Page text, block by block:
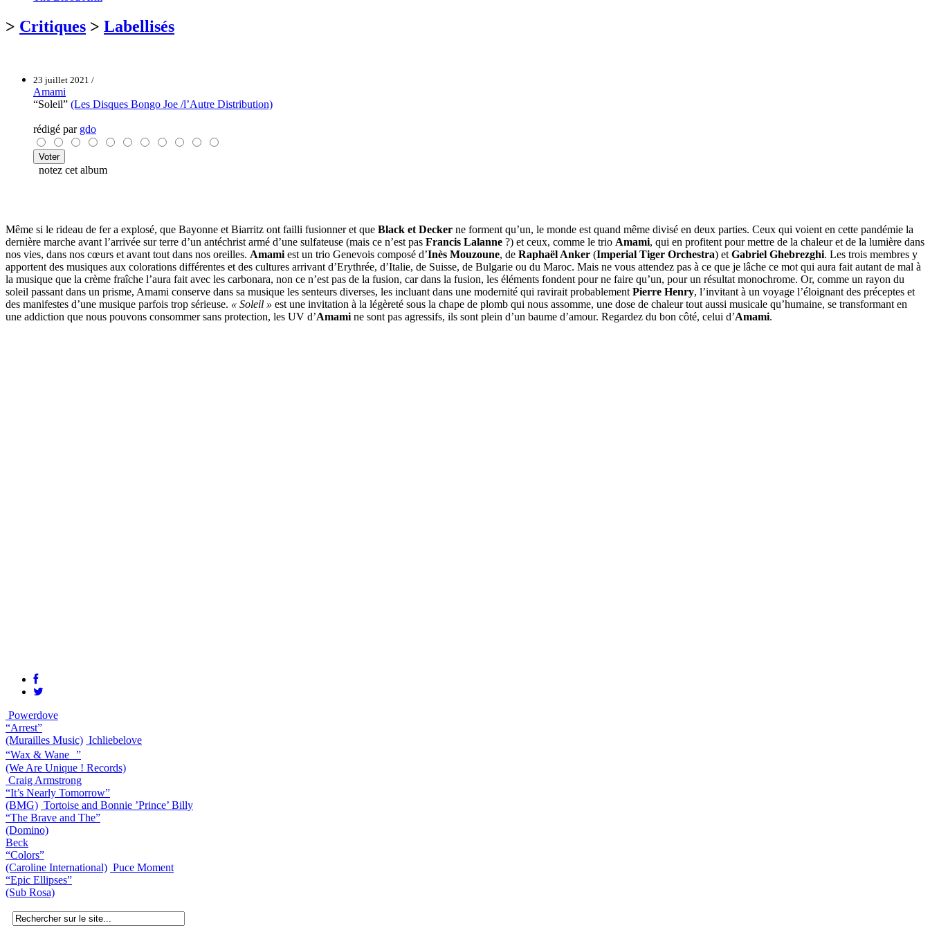
> Critiques > Labellisés
23 juillet 2021 /
Amami
“Soleil” (Les Disques Bongo Joe /l’Autre Distribution)
rédigé par gdo
notez cet album
Même si le rideau de fer a explosé, que Bayonne et Biarritz ont failli fusionner et que Black et Decker ne forment qu’un, le monde est quand même divisé en deux parties. Ceux qui voient en cette pandémie la
dernière marche avant l’arrivée sur terre d’un antéchrist armé d’une sulfateuse (mais ce n’est pas Francis Lalanne ?) et ceux, comme le trio Amami, qui en profitent pour mettre de la chaleur et de la lumière dans
nos vies, dans nos cœurs et avant tout dans nos oreilles. Amami est un trio Genevois composé d’Inès Mouzoune, de Raphaël Anker (Imperial Tiger Orchestra) et Gabriel Ghebrezghi. Les trois membres y
apportent des musiques aux colorations différentes et des cultures arrivant d’Erythrée, d’Italie, de Suisse, de Bulgarie ou du Maroc. Mais ne vous attendez pas à ce que je lâche ce mot qui aura fait autant de mal à
la musique que la crème fraîche l’aura fait avec les carbonara, non ce n’est pas de la fusion, car dans la fusion, les éléments fondent pour ne faire qu’un, pour un résultat monochrome. Or, comme un rayon du
soleil passant dans un prisme, Amami conserve dans sa musique les senteurs diverses, les incluant dans une modernité qui ravirait probablement Pierre Henry, l’invitant à un voyage l’éloignant des préceptes et
des manifestes d’une musique parfois trop sérieuse. « Soleil » est une invitation à la légèreté sous la chape de plomb qui nous assomme, une dose de chaleur tout aussi musicale qu’humaine, se transformant en
une addiction que nous pouvons consommer sans protection, les UV d’Amami ne sont pas agressifs, ils sont plein d’un baume d’amour. Regardez du bon côté, celui d’Amami.
Powerdove
“Arrest”
(Murailles Music) Ichliebelove
“Wax & Wane ”
(We Are Unique ! Records)
Craig Armstrong
“It’s Nearly Tomorrow”
(BMG) Tortoise and Bonnie ’Prince’ Billy
“The Brave and The”
(Domino)
Beck
“Colors”
(Caroline International) Puce Moment
“Epic Ellipses”
(Sub Rosa)